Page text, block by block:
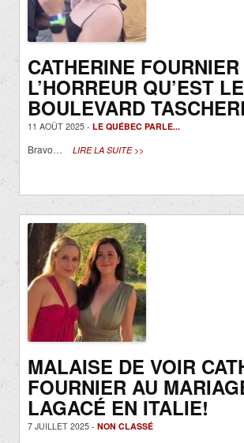
CATHERINE
L’HORREUR QU’EST LE
BOULEVARD
11 AOÛT 2025 - LE QUÉBEC PARLE...
Bravo… LIRE LA SUITE >>
MALAISE DE VOIR
FOURNIER AU
LAGACÉ EN ITALIE!
7 JUILLET 2025 - NON CLASSÉ